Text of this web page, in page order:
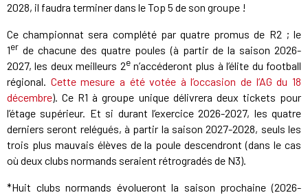
2028, il faudra terminer dans le Top 5 de son groupe !
Ce championnat sera complété par quatre promus de R2 ; le
1er de chacune des quatre poules (à partir de la saison 2026-
2027, les deux meilleurs 2en’accéderont plus à l’élite du football
régional. Cette mesure a été votée à l’occasion de l’AG du 18
décembre). Ce R1 à groupe unique délivrera deux tickets pour
l’étage supérieur. Et si durant l’exercice 2026-2027, les quatre
derniers seront relégués, à partir la saison 2027-2028, seuls les
trois plus mauvais élèves de la poule descendront (dans le cas
où deux clubs normands seraient rétrogradés de N3).
*Huit clubs normands évolueront la saison prochaine (2026-